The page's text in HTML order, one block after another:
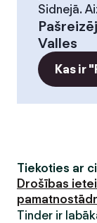
Sidnejā.
Valles
Kas ir
Tiekoties ar
Drošības
Tinder ir